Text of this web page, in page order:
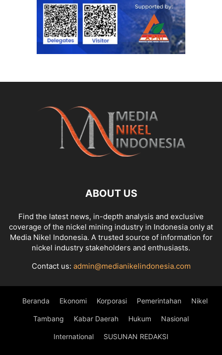
ABOUT US
Find the latest news, in-depth analysis and exclusive
coverage of the nickel mining industry in Indonesia only at
Media Nikel Indonesia. A trusted source of information for
nickel industry stakeholders and enthusiasts.
Contact us: admin@medianikelindonesia.com
Beranda Ekonomi Korporasi Pemerintahan Nikel
Tambang Kabar Daerah Hukum Nasional
International SUSUNAN REDAKSI